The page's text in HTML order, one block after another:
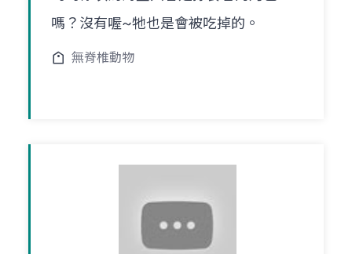
嗎？沒有喔~牠也是會被吃掉的。
無脊椎動物